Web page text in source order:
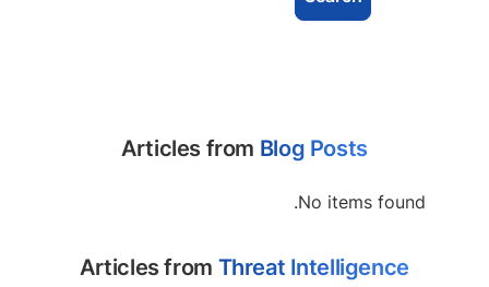
Articles from Blog Posts
No items found.
Articles from Threat Intelligence